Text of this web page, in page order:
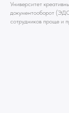
Университет
документооборот
сотрудников проще и